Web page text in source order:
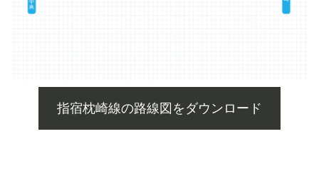
指宿枕崎線の路線図をダウンロード